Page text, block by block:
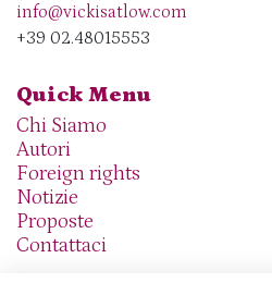
info@vickisatlow.com
+39 02.48015553
Quick Menu
Chi Siamo
Autori
Foreign rights
Notizie
Proposte
Contattaci